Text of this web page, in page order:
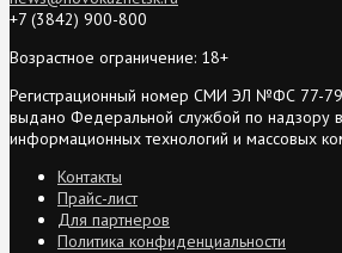
+7 (3842) 900-800
Возрастное ограничение: 18+
Регистрационный номер СМИ ЭЛ №ФС 77-
выдано Федеральной службой по надзору
информационных технологий и массовых
Контакты
Прайс-лист
Для партнеров
Политика конфиденциальности